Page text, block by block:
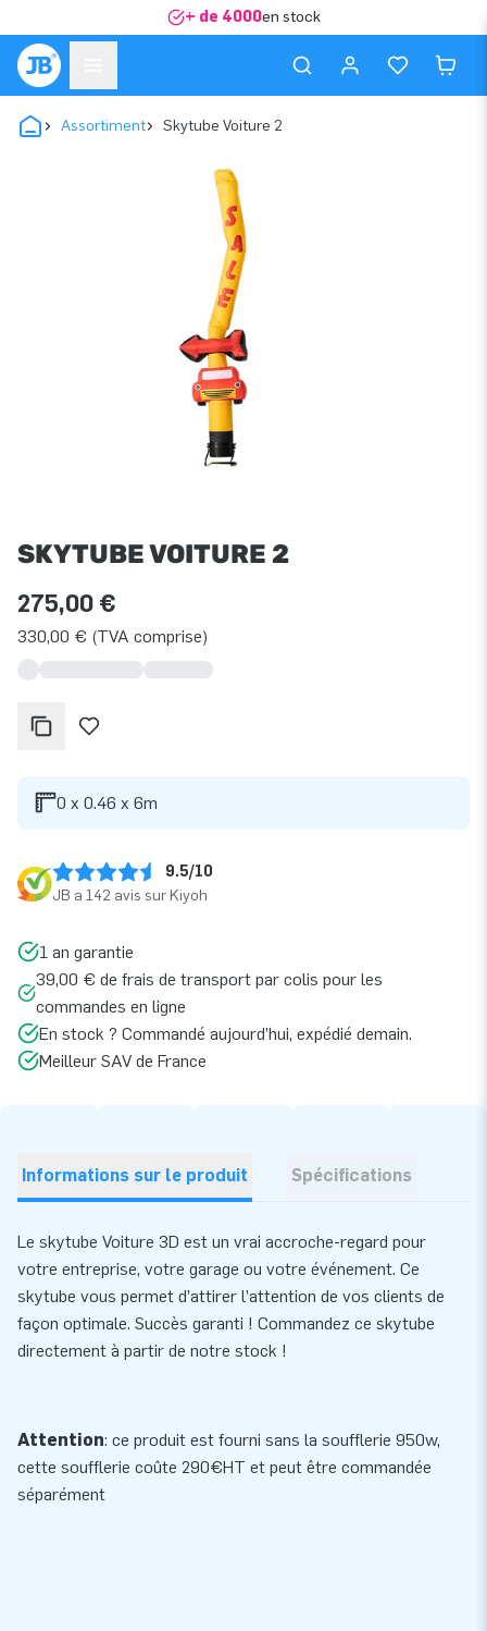
+ de 4000en stock
Assortiment Skytube Voiture 2
SKYTUBE VOITURE 2
275,00 €
330,00 € (TVA comprise)
0 x 0.46 x 6m
9.5/10
JB a 142 avis sur Kiyoh
1 an garantie
39,00 € de frais de transport par colis pour les
commandes en ligne
En stock ? Commandé aujourd’hui, expédié demain.
Meilleur SAV de France
Informations sur le produit Spécifications
Le skytube Voiture 3D est un vrai accroche-regard pour
votre entreprise, votre garage ou votre événement. Ce
skytube vous permet d’attirer l’attention de vos clients de
façon optimale. Succès garanti ! Commandez ce skytube
directement à partir de notre stock !
Attention: ce produit est fourni sans la soufflerie 950w,
cette soufflerie coûte 290€HT et peut être commandée
séparément